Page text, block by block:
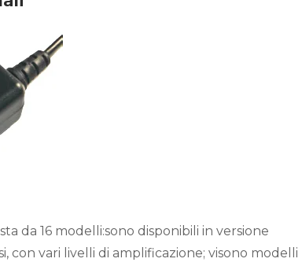
da 16 modelli:sono disponibili in versione
con vari livelli di amplificazione; visono modelli